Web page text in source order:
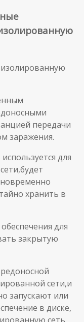
изолированную
передачи
заражения.
для
хранить в
для
закрытую
сети,и
запускают или
в диске,